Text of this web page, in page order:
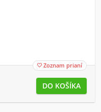
 Zoznam prianí